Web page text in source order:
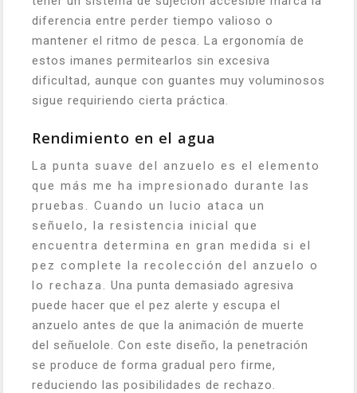
diferencia entre perder tiempo valioso o
mantener el ritmo de pesca. La ergonomía de
estos imanes permitearlos sin excesiva
dificultad, aunque con guantes muy voluminosos
sigue requiriendo cierta práctica.
Rendimiento en el agua
La punta suave del anzuelo es el elemento
que más me ha impresionado durante las
pruebas. Cuando un lucio ataca un
señuelo, la resistencia inicial que
encuentra determina en gran medida si el
pez complete la recolección del anzuelo o
lo rechaza. Una punta demasiado agresiva
puede hacer que el pez alerte y escupa el
anzuelo antes de que la animación de muerte
del señuelole. Con este diseño, la penetración
se produce de forma gradual pero firme,
reduciendo las posibilidades de rechazo.